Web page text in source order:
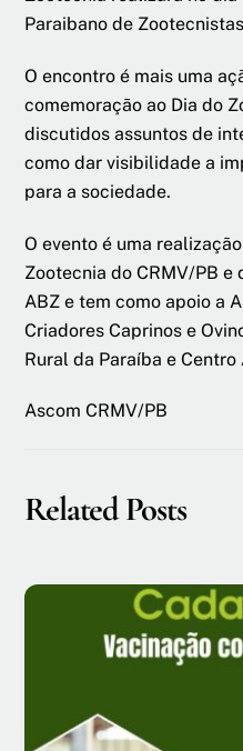
Paraibano de
O encontro é mais uma
comemoração ao Dia do
discutidos assuntos de
como dar visibilidade a
para a sociedade.
O evento é uma
Zootecnia do CRMV/PB e
ABZ e tem como apoio a
Criadores Caprinos e
Rural da Paraíba e
Ascom CRMV/PB
Related Posts